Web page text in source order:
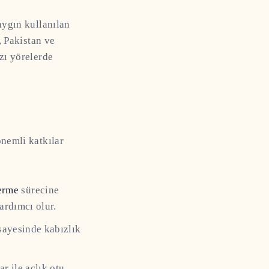
kullanılan
ve
yörelerde
katkılar
sürecine
olur.
kabızlık